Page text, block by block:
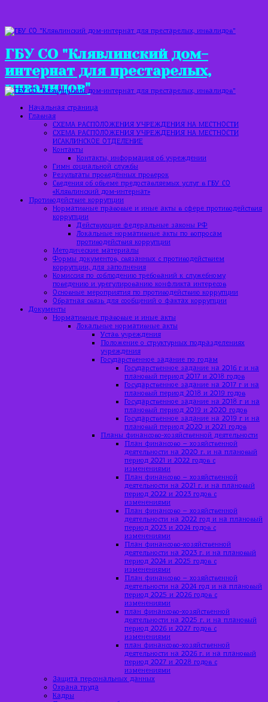
ГБУ СО "Клявлинский дом-
интернат для престарелых,
инвалидов"
Начальная страница
Главная
СХЕМА РАСПОЛОЖЕНИЯ УЧРЕЖДЕНИЯ НА МЕСТНОСТИ
СХЕМА РАСПОЛОЖЕНИЯ УЧРЕЖДЕНИЯ НА МЕСТНОСТИ
ИСАКЛИНСКОЕ ОТДЕЛЕНИЕ
Контакты
Контакты, информация об учреждении
Гимн социальной службы
Результаты проведённых проверок
Сведения об объеме предоставляемых услуг в ГБУ СО
«Клявлинский дом-интернат»
Противодействие коррупции
Нормативные правовые и иные акты в сфере противодействия
коррупции
Действующие федеральные законы РФ
Локальные нормативные акты по вопросам
противодействия коррупции
Методические материалы
Формы документов, связанных с противодействием
коррупции, для заполнения
Комиссия по соблюдению требований к служебному
поведению и урегулированию конфликта интересов
Основные мероприятия по противодействию коррупции
Обратная связь для сообщений о фактах коррупции
Документы
Нормативные правовые и иные акты
Локальные нормативные акты
Устав учреждения
Положение о структурных подразделениях
учреждения
Государственное задание по годам
Государственное задание на 2016 г и на
плановый период 2017 и 2018 годов
Государственное задание на 2017 г и на
плановый период 2018 и 2019 годов
Государственное задание на 2018 г и на
плановый период 2019 и 2020 годов
Государственное задание на 2019 г и на
плановый период 2020 и 2021 годов
Планы финансово-хозяйственной деятельности
План финансово – хозяйственной
деятельности на 2020 г. и на плановый
период 2021 и 2022 годов с
изменениями
План финансово – хозяйственной
деятельности на 2021 г. и на плановый
период 2022 и 2023 годов с
изменениями
План финансово – хозяйственной
деятельности на 2022 год и на плановый
период 2023 и 2024 годов с
изменениями
План финансово-хозяйственной
деятельности на 2023 г. и на плановый
период 2024 и 2025 годов с
изменениями
План финансово – хозяйственной
деятельности на 2024 год и на плановый
период 2025 и 2026 годов с
изменениями
план финансово-хозяйственной
деятельности на 2025 г. и на плановый
период 2026 и 2027 годов с
изменениями
план финансово-хозяйственной
деятельности на 2026 г. и на плановый
период 2027 и 2028 годов с
изменениями
Защита персональных данных
Охрана труда
Кадры